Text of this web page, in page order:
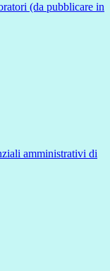
(da pubblicare in
amministrativi di